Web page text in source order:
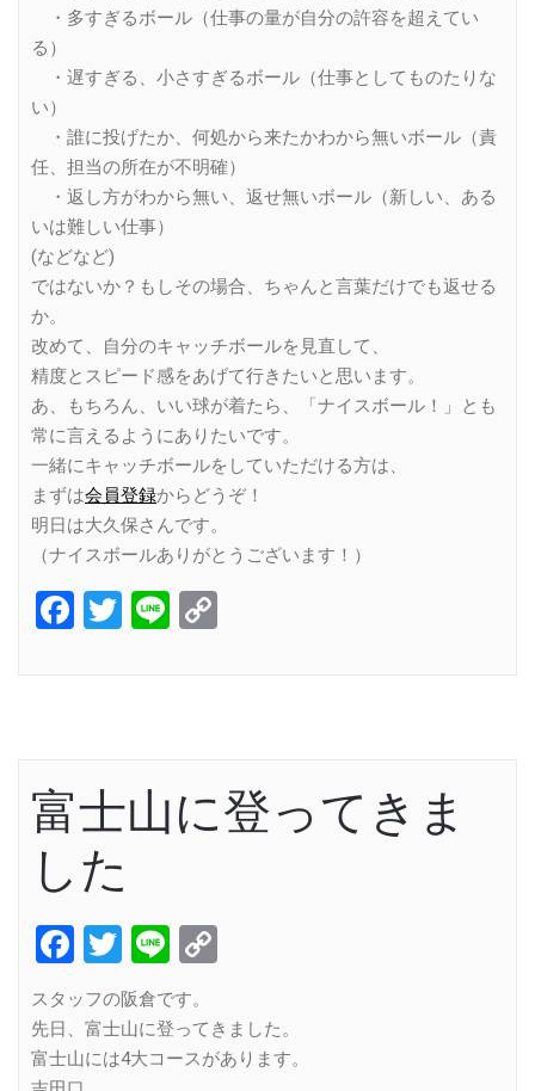
・多すぎるボール（仕事の量が自分の許容を超えてい
る）
・遅すぎる、小さすぎるボール（仕事としてものたりな
い）
・誰に投げたか、何処から来たかわから無いボール（責
任、担当の所在が不明確）
・返し方がわから無い、返せ無いボール（新しい、ある
いは難しい仕事）
(などなど)
ではないか？もしその場合、ちゃんと言葉だけでも返せる
か。
改めて、自分のキャッチボールを見直して、
精度とスピード感をあげて行きたいと思います。
あ、もちろん、いい球が着たら、「ナイスボール！」とも
常に言えるようにありたいです。
一緒にキャッチボールをしていただける方は、
まずは会員登録からどうぞ！
明日は大久保さんです。
（ナイスボールありがとうございます！）
Facebook
Twitter
Line
富士山に登ってきま
した
Facebook
Twitter
Line
スタッフの阪倉です。
先日、富士山に登ってきました。
富士山には4大コースがあります。